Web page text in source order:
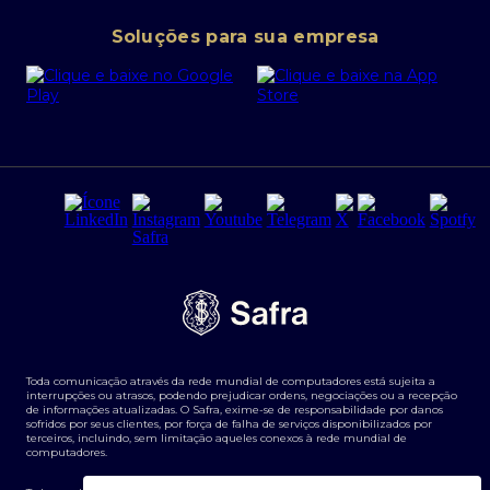
Portal da Privacidade
PRSAC
Regras e Parâmetros de Atuação Banco Safra
Segurança da Informação
Tarifas e serviços Pessoa Física
Transparência de remuneração
Termos e Condições para Portabilidade de Investimento
Cartão Safra Empresas
Empréstimo e financiamentos PJ
Derivativos
Agronegócios
Soluções para sua empresa
Toda comunicação através da rede mundial de computadores está sujeita a
interrupções ou atrasos, podendo prejudicar ordens, negociações ou a recepção
de informações atualizadas. O Safra, exime-se de responsabilidade por danos
sofridos por seus clientes, por força de falha de serviços disponibilizados por
terceiros, incluindo, sem limitação aqueles conexos à rede mundial de
computadores.